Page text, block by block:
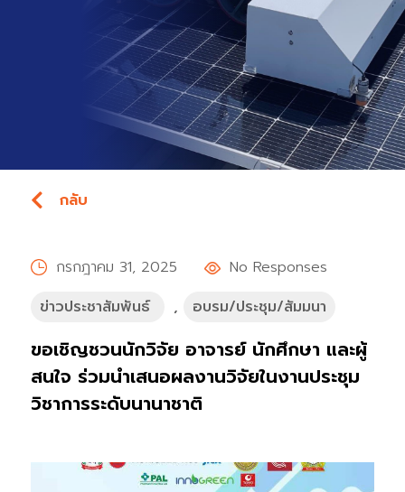
กลับ
กรกฎาคม 31, 2025
No Responses
ข่าวประชาสัมพันธ์
, อบรม/ประชุม/สัมมนา
ขอเชิญชวนนักวิจัย อาจารย์ นักศึกษา และผู้
สนใจ ร่วมนำเสนอผลงานวิจัยในงานประชุม
วิชาการระดับนานาชาติ